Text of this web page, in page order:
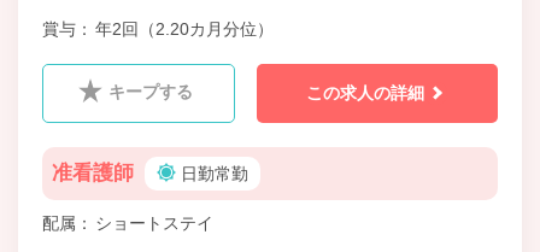
賞与 年2回（2.20カ月分位）
キープする この求人の詳細
准看護師 日勤常勤
配属 ショートステイ